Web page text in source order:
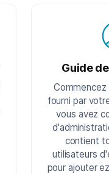
Guide
fourni par
vous avez
contient
utilisateurs
pour ajouter